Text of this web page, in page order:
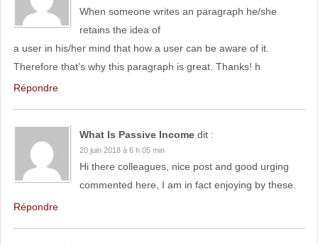
When someone writes an paragraph he/she
retains the idea of
a user in his/her mind that how a user can be aware of it.
Therefore that’s why this paragraph is great. Thanks! h
Répondre
What Is Passive Income dit :
20 juin 2018 à 6 h 05 min
Hi there colleagues, nice post and good urging
commented here, I am in fact enjoying by these.
Répondre